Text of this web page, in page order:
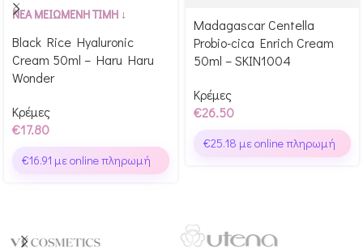
Αγόρασε & κέρδισε 178
ΝΕΑ ΜΕΙΩΜΕΝΗ ΤΙΜΗ ↓
Black Rice Hyaluronic
Cream 50ml – Haru Haru
Wonder
Κρέμες
€17.80
€16.91 με online πληρωμή
Αγόρασε & κέρδισε 265
Glow Points!
Madagascar Centella
Probio-cica Enrich Cream
50ml – SKIN1004
Κρέμες
€26.50
€25.18 με online πληρωμή